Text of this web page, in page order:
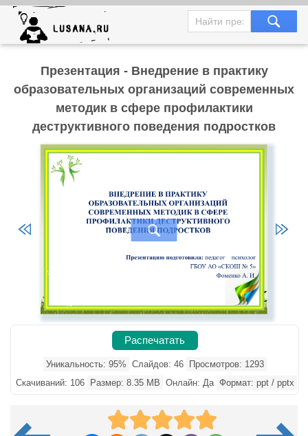
Презентация - Внедрение в практику
образовательных организаций современных
методик в сфере профилактики
деструктивного поведения подростков
Распечатать
Уникальность: 95% Слайдов: 46
Просмотров: 1293
Скачиваний: 106
Размер: 8.35 MB Онлайн: Да Формат: ppt / pptx